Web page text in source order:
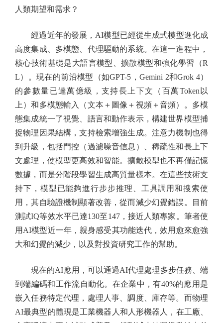
人類期望和需求？
經過近年的發展，AI模型已經從生成式模型進化成
高度集成、多模態、代理驅動的系統。在這一進程中，
核心技術基礎是大語言模型、擴散模型和強化學習（R
L）。現在的前沿模型（如GPT-5，Gemini 2和Grok 4）
的參數量已達萬億級，支持長上下文（百萬Token以
上）和多模態輸入（文本＋圖像＋視頻＋音頻）。多模
態集成統一了視覺、語言和動作表示，構建世界模型捕
捉物理因果結構，支持檢索增強生成。注意力機制也得
到升級，包括門控（過濾噪音信息）、稀疏性和長上下
文處理，使模型更高效和智能。擴散模型也不再僅記憶
數據，而是分階段學習生成高質量樣本。在這些技術支
持下，模型已能夠進行步步推理、工具調用和搜索使
用，其自驗證機制顯著改善，從而減少幻覺錯誤。目前
測試IQ等效水平已達130至147，接近人類專家。筆者使
用AI模型近一年，親身感受其功能迭代，效用愈來愈強
大和幻覺的減少，以及對投資研究工作的幫助。
現在的AI應用，可以通過AI代理處理多步任務、端
到端編碼和工作流自動化。在企業中，有40%的應用是
嵌入任務特定代理，處理人事、調度、庫存等。而物理
AI最典型的體現是工業機器人和人形機器人，在工廠、